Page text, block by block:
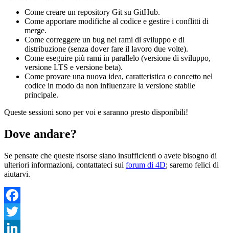
Come creare un repository Git su GitHub.
Come apportare modifiche al codice e gestire i conflitti di
merge.
Come correggere un bug nei rami di sviluppo e di
distribuzione (senza dover fare il lavoro due volte).
Come eseguire più rami in parallelo (versione di sviluppo,
versione LTS e versione beta).
Come provare una nuova idea, caratteristica o concetto nel
codice in modo da non influenzare la versione stabile
principale.
Queste sessioni sono per voi e saranno presto disponibili!
Dove andare?
Se pensate che queste risorse siano insufficienti o avete bisogno di
ulteriori informazioni, contattateci sui forum di 4D; saremo felici di
aiutarvi.
Facebook
Twitter